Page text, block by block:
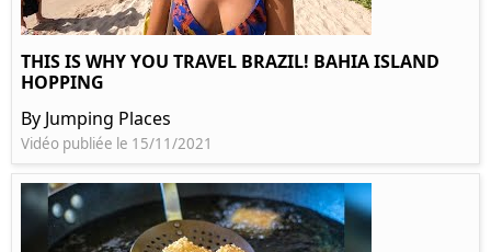
THIS IS WHY YOU TRAVEL BRAZIL! BAHIA ISLAND
HOPPING
By Jumping Places
Vidéo publiée le 15/11/2021